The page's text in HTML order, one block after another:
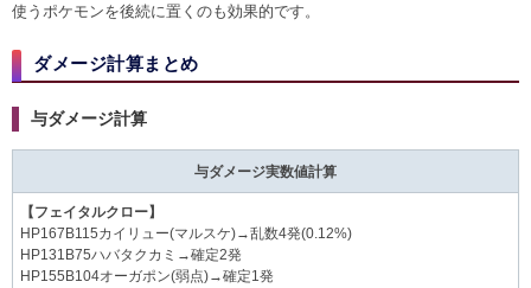
使うポケモンを後続に置くのも効果的です。
ダメージ計算まとめ
与ダメージ計算
与ダメージ実数値計算
【フェイタルクロー】
HP167B115カイリュー(マルスケ)→乱数4発(0.12%)
HP131B75ハバタクカミ→確定2発
HP155B104オーガポン(弱点)→確定1発